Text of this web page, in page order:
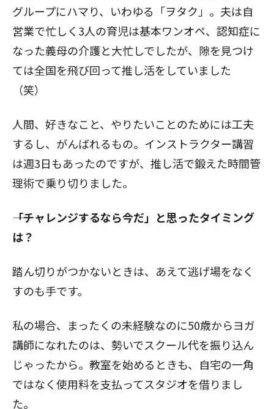
グループにハマり、いわゆる「ヲタク」。夫は自
営業で忙しく3人の育児は基本ワンオペ、認知症に
なった義母の介護と大忙しでしたが、隙を見つけ
ては全国を飛び回って推し活をしていました
（笑）
人間、好きなこと、やりたいことのためには工夫
するし、がんばれるもの。インストラクター講習
は週3日もあったのですが、推し活で鍛えた時間管
理術で乗り切りました。
――「チャレンジするなら今だ」と思ったタイミング
は？
踏ん切りがつかないときは、あえて逃げ場をなく
すのも手です。
私の場合、まったくの未経験なのに50歳からヨガ
講師になれたのは、勢いでスクール代を振り込ん
じゃったから。教室を始めるときも、自宅の一角
ではなく使用料を支払ってスタジオを借りまし
た。